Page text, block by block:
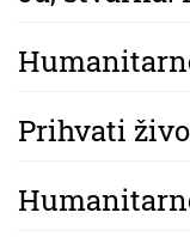
Prihvati